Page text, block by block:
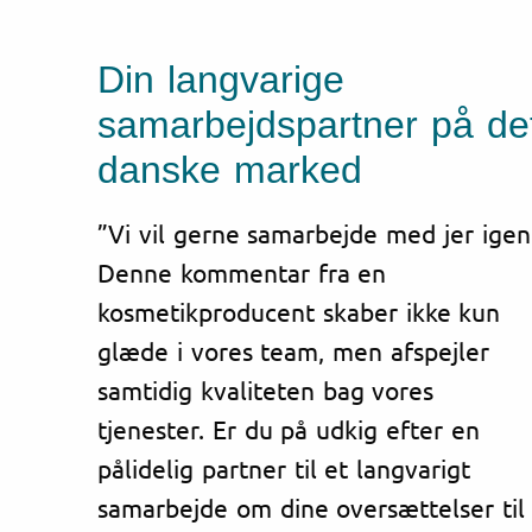
Din langvarige
samarbejdspartner på
danske marked
”Vi vil gerne samarbejde med jer
Denne kommentar fra en
kosmetikproducent skaber ikke kun
glæde i vores team, men afspejler
samtidig kvaliteten bag vores
tjenester. Er du på udkig efter en
pålidelig partner til et langvarigt
samarbejde om dine oversættelser til